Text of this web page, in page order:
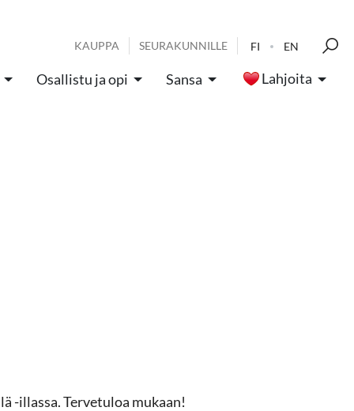
KAUPPA SEURAKUNNILLE FI EN
Osallistu ja opi Sansa Lahjoita
-illassa. Tervetuloa mukaan!